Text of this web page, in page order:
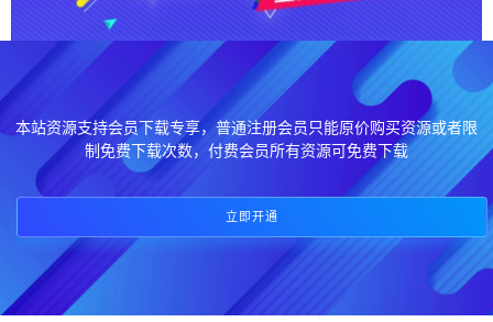
本站资源支持会员下载专享，普通注册会员只能原价购买资源或者限
制免费下载次数，付费会员所有资源可免费下载
立即开通